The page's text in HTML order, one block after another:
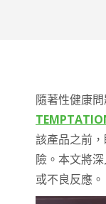
隨著性健康
該產品之前
險。本文將
或不良反應。